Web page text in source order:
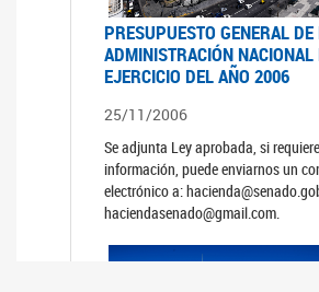
PRESUPUESTO GENERAL DE
ADMINISTRACIÓN NACIONAL
EJERCICIO DEL AÑO 2006
25/11/2006
Se adjunta Ley aprobada, si
información, puede enviarnos un
electrónico a:
haciendasenado@gmail.com.